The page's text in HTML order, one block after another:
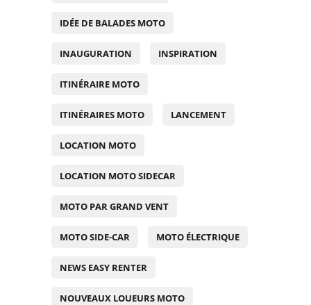
IDÉE DE BALADES MOTO
INAUGURATION INSPIRATION
ITINÉRAIRE MOTO
ITINÉRAIRES MOTO LANCEMENT
LOCATION MOTO
LOCATION MOTO SIDECAR
MOTO PAR GRAND VENT
MOTO SIDE-CAR MOTO ÉLECTRIQUE
NEWS EASY RENTER
NOUVEAUX LOUEURS MOTO